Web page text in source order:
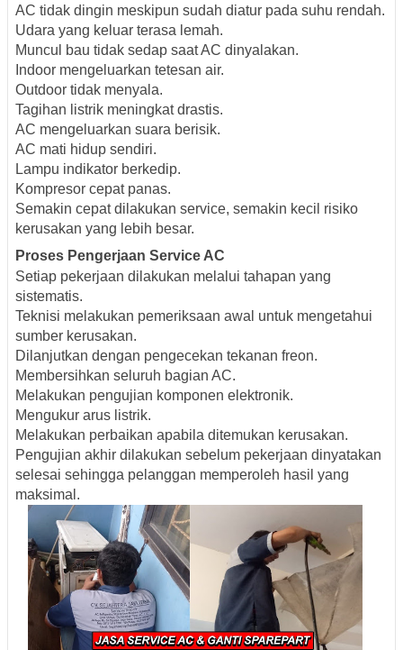
AC tidak dingin meskipun sudah diatur pada suhu rendah.
Udara yang keluar terasa lemah.
Muncul bau tidak sedap saat AC dinyalakan.
Indoor mengeluarkan tetesan air.
Outdoor tidak menyala.
Tagihan listrik meningkat drastis.
AC mengeluarkan suara berisik.
AC mati hidup sendiri.
Lampu indikator berkedip.
Kompresor cepat panas.
Semakin cepat dilakukan service, semakin kecil risiko
kerusakan yang lebih besar.
Proses Pengerjaan Service AC
Setiap pekerjaan dilakukan melalui tahapan yang
sistematis.
Teknisi melakukan pemeriksaan awal untuk mengetahui
sumber kerusakan.
Dilanjutkan dengan pengecekan tekanan freon.
Membersihkan seluruh bagian AC.
Melakukan pengujian komponen elektronik.
Mengukur arus listrik.
Melakukan perbaikan apabila ditemukan kerusakan.
Pengujian akhir dilakukan sebelum pekerjaan dinyatakan
selesai sehingga pelanggan memperoleh hasil yang
maksimal.